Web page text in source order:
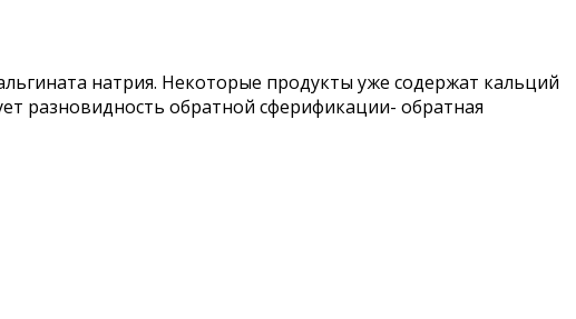
натрия. Некоторые продукты уже содержат кальций
разновидность обратной сферификации- обратная